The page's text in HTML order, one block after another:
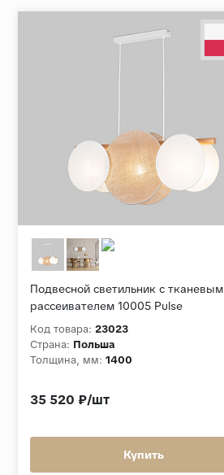
Подвесной светильник с тканевым
рассеивателем 10005 Pulse
Код товара: 23023
Страна: Польша
Толщина, мм: 1400
35 520 ₽/шт
Купить